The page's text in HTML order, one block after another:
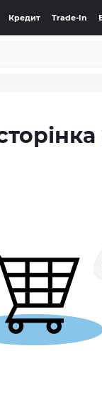
Кредит Trade-In